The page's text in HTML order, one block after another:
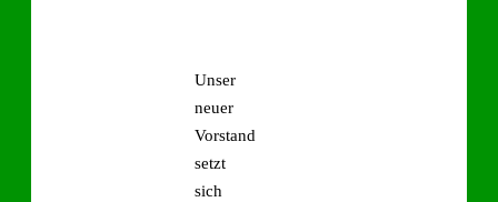
Unser
neuer
Vorstand
setzt
sich